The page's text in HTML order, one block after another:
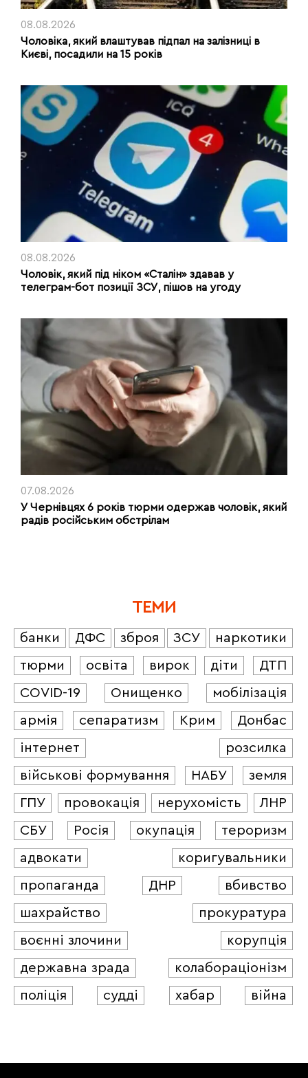
08.08.2026
Чоловіка, який влаштував підпал на залізниці в
Києві, посадили на 15 років
08.08.2026
Чоловік, який під ніком «Сталін» здавав у
телеграм-бот позиції ЗСУ, пішов на угоду
07.08.2026
У Чернівцях 6 років тюрми одержав чоловік, який
радів російським обстрілам
ТЕМИ
банки ДФС зброя ЗСУ
наркотики
тюрми
освіта вирок діти
ДТП
COVID-19
Онищенко
мобілізація
армія
сепаратизм Крим
Донбас
інтернет
розсилка
військові формування
НАБУ
земля
ГПУ
провокація нерухомість
ЛНР
СБУ
Росія окупація
тероризм
адвокати
коригувальники
пропаганда
ДНР
вбивство
шахрайство
прокуратура
воєнні злочини
корупція
державна зрада
колабораціонізм
поліція
судді хабар війна